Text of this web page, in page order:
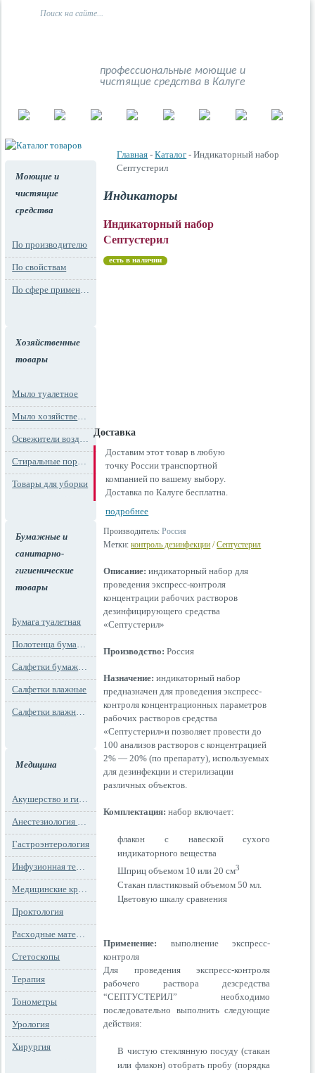
профессиональные моющие и
чистящие средства в Калуге
Моющие и
чистящие
средства
По производителю
По свойствам
По сфере применения
Хозяйственные
товары
Мыло туалетное
Мыло хозяйственное
Освежители воздуха
Стиральные порошки
Товары для уборки
Бумажные и
санитарно-
гигиенические
товары
Бумага туалетная
Полотенца бумажные
Салфетки бумажные
Салфетки влажные
Салфетки влажные технического назначения
Медицина
Акушерство и гинекология
Анестезиология и реанимация
Гастроэнтерология
Инфузионная терапия
Медицинские кресла
Проктология
Расходные материалы
Стетоскопы
Терапия
Тонометры
Урология
Хирургия
Главная -Каталог - Индикаторный набор
Септустерил
Индикаторы
Индикаторный набор
Септустерил
есть в наличии
Доставка
Доставим этот товар в любую
точку России транспортной
компанией по вашему выбору.
Доставка по Калуге бесплатна.
подробнее
Производитель: Россия
Метки: контроль дезинфекции /Септустерил
Описание: индикаторный набор для
проведения экспресс-контроля
концентрации рабочих растворов
дезинфицирующего средства
«Септустерил»
Производство: Россия
Назначение: индикаторный набор
предназначен для проведения экспресс-
контроля концентрационных параметров
рабочих растворов средства
«Септустерил»и позволяет провести до
100 анализов растворов с концентрацией
2% — 20% (по препарату), используемых
для дезинфекции и стерилизации
различных объектов.
Комплектация:набор включает:
флакон с навеской сухого
индикаторного вещества
Шприц объемом 10 или 20 см3
Стакан пластиковый объемом 50 мл.
Цветовую шкалу сравнения
Применение: выполнение экспресс-
контроля
Для проведения экспресс-контроля
рабочего раствора дезсредства
“СЕПТУСТЕРИЛ” необходимо
последовательно выполнить следующие
действия:
В чистую стеклянную посуду (стакан
или флакон) отобрать пробу (порядка